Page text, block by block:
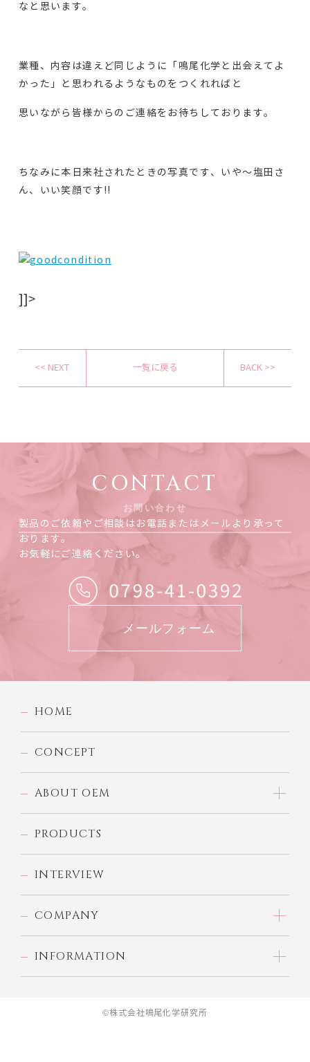
なと思います。
業種、内容は違えど同じように「鳴尾化学と出会えてよ
かった」と思われるようなものをつくれればと
思いながら皆様からのご連絡をお待ちしております。
ちなみに本日来社されたときの写真です、いや～塩田さ
ん、いい笑顔です!!
]]>
<< NEXT 一覧に戻る BACK >>
CONTACT
お問い合わせ
製品のご依頼やご相談はお電話またはメールより承って
おります。
お気軽にご連絡ください。
メールフォーム
HOME
CONCEPT
ABOUT OEM
PRODUCTS
INTERVIEW
COMPANY
INFORMATION
©株式会社鳴尾化学研究所